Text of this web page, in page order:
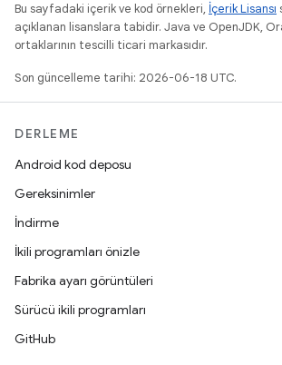
Bu sayfadaki içerik ve kod örnekleri, İçerik Lisansı
açıklanan lisanslara tabidir. Java ve OpenJDK,
ortaklarının tescilli ticari markasıdır.
Son güncelleme tarihi: 2026-06-18 UTC.
DERLEME
Android kod deposu
Gereksinimler
İndirme
İkili programları önizle
Fabrika ayarı görüntüleri
Sürücü ikili programları
GitHub